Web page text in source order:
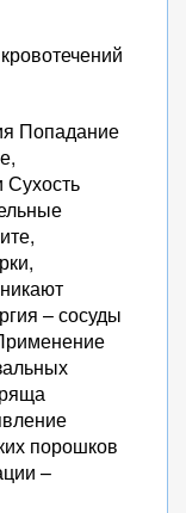
Попадание
Сухость
– сосуды
порошков
–